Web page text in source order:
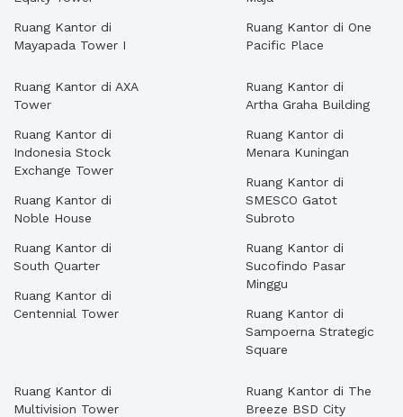
Ruang Kantor di
Mayapada Tower I
Ruang Kantor di One
Pacific Place
Ruang Kantor di AXA
Tower
Ruang Kantor di
Indonesia Stock
Exchange Tower
Ruang Kantor di
Noble House
Ruang Kantor di
South Quarter
Ruang Kantor di
Centennial Tower
Ruang Kantor di
Artha Graha Building
Ruang Kantor di
Menara Kuningan
Ruang Kantor di
SMESCO Gatot
Subroto
Ruang Kantor di
Sucofindo Pasar
Minggu
Ruang Kantor di
Sampoerna Strategic
Square
Ruang Kantor di
Multivision Tower
Ruang Kantor di The
Breeze BSD City